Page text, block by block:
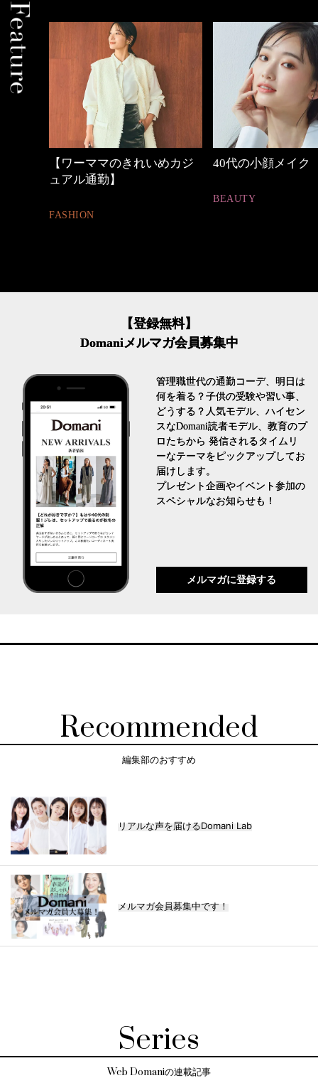
40代の小顔メイク
心地よくいられる
【登録無料】
Domaniメルマガ会員募集中
管理職世代の通勤コーデ、明日は
何を着る？子供の受験や習い事、
どうする？人気モデル、ハイセン
スなDomani読者モデル、教育のプ
ロたちから 発信されるタイムリ
ーなテーマをピックアップしてお
届けします。
プレゼント企画やイベント参加の
スペシャルなお知らせも！
メルマガに登録する
Recommended
編集部のおすすめ
リアルな声を届けるDomani Lab
メルマガ会員募集中です！
Series
Web Domaniの連載記事